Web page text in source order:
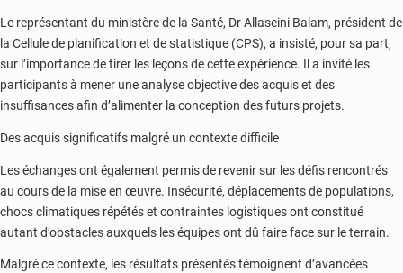
Le représentant du ministère de la Santé, Dr Allaseini Balam, président de
la Cellule de planification et de statistique (CPS), a insisté, pour sa part,
sur l’importance de tirer les leçons de cette expérience. Il a invité les
participants à mener une analyse objective des acquis et des
insuffisances afin d’alimenter la conception des futurs projets.
Des acquis significatifs malgré un contexte difficile
Les échanges ont également permis de revenir sur les défis rencontrés
au cours de la mise en œuvre. Insécurité, déplacements de populations,
chocs climatiques répétés et contraintes logistiques ont constitué
autant d’obstacles auxquels les équipes ont dû faire face sur le terrain.
Malgré ce contexte, les résultats présentés témoignent d’avancées